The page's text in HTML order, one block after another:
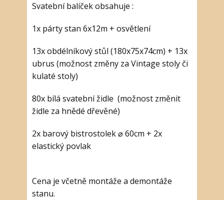
Svatební balíček obsahuje :
1x párty stan 6x12m + osvětlení
13x obdélníkový stůl (180x75x74cm) + 13x
ubrus (možnost změny za Vintage stoly či
kulaté stoly)
80x bílá svatební židle (možnost změnit
židle za hnědé dřevěné)
2x barový bistrostolek ⌀ 60cm + 2x
elastický povlak
Cena je včetně montáže a demontáže
stanu.